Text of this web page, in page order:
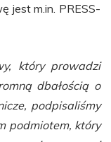
jest m.in. PRESS-
który prowadzi
dbałością o
podpisaliśmy
podmiotem, który